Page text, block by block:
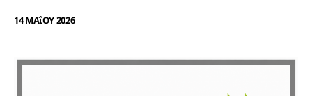
14 ΜΑΐΟΥ 2026